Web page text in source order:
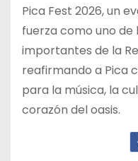
Pica Fest 2026, un
fuerza como uno de
importantes de la
reafirmando a Pica
para la música, la
corazón del oasis.